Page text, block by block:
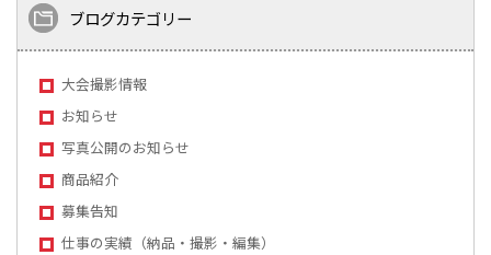
ブログカテゴリー
大会撮影情報
お知らせ
写真公開のお知らせ
商品紹介
募集告知
仕事の実績（納品・撮影・編集）